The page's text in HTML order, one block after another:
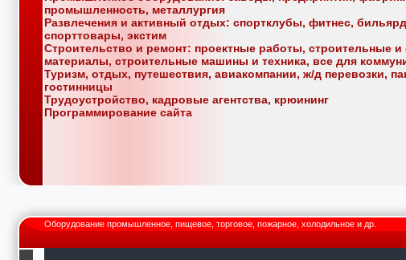
промышленность, металлургия
Развлечения и активный отдых: спортклубы, фитнес,
спорттовары, экстим
Строительство и ремонт: проектные работы, строительные
материалы, строительные машины и техника, все для
Туризм, отдых, путешествия, авиакомпании, ж/д перевозки,
гостинницы
Трудоустройство, кадровые агентства, крюининг
Программирование сайта
Оборудование промышленное, пищевое, торговое, пожарное, холодильное и др.